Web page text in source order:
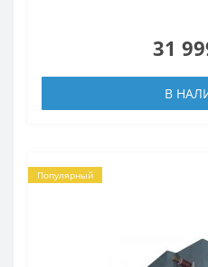
31
В
Популярный